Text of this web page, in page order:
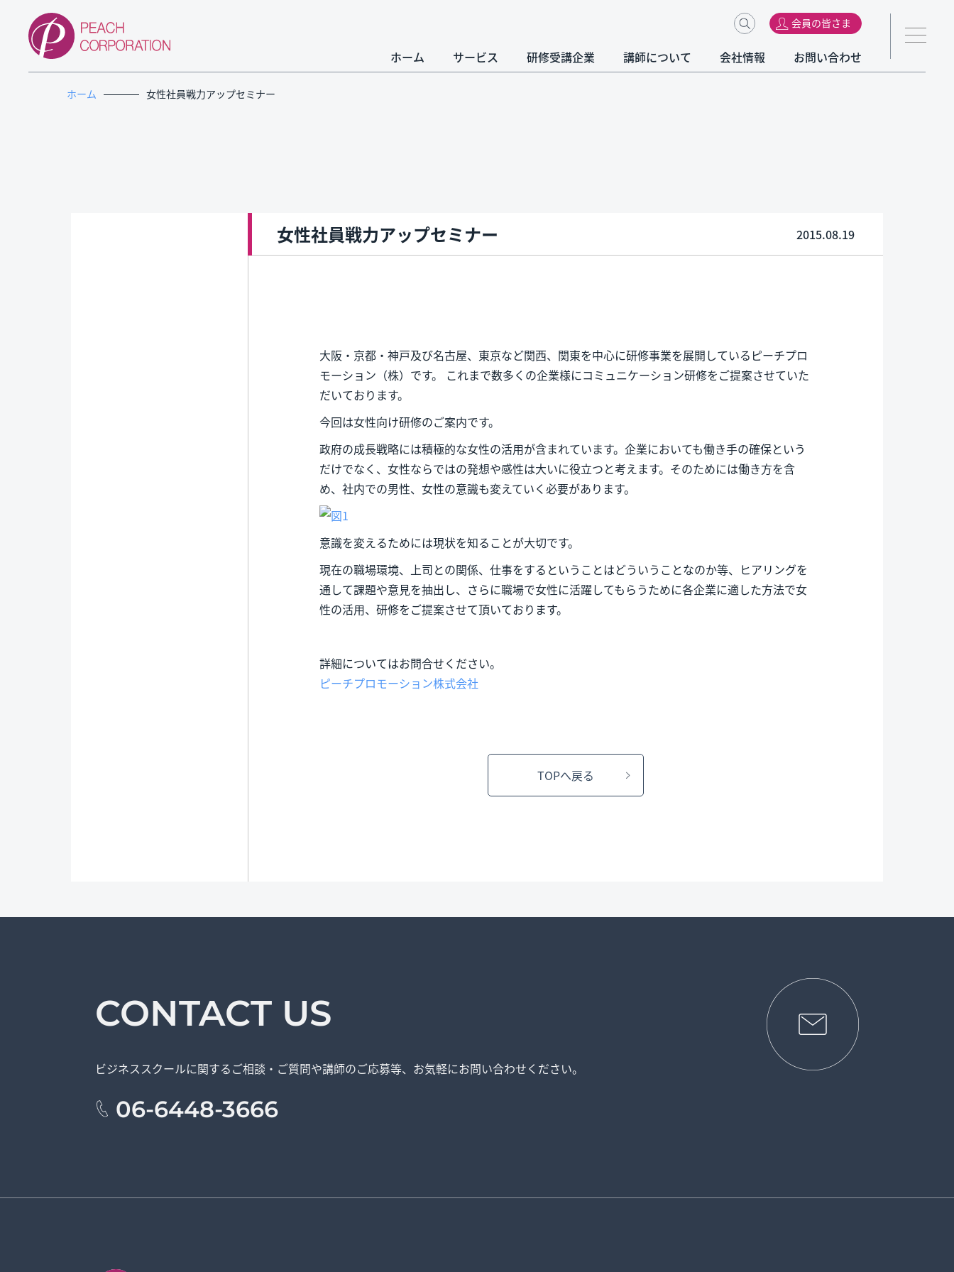
会員の皆さま
ホーム サービス 研修受講企業 講師について 会社情報 お問い合わせ
ホーム 女性社員戦力アップセミナー
女性社員戦力アップセミナー 2015.08.19
大阪・京都・神戸及び名古屋、東京など関西、関東を中心に研修事業を展開しているピーチプロ
モーション（株）です。 これまで数多くの企業様にコミュニケーション研修をご提案させていた
だいております。
今回は女性向け研修のご案内です。
政府の成長戦略には積極的な女性の活用が含まれています。企業においても働き手の確保という
だけでなく、女性ならではの発想や感性は大いに役立つと考えます。そのためには働き方を含
め、社内での男性、女性の意識も変えていく必要があります。
意識を変えるためには現状を知ることが大切です。
現在の職場環境、上司との関係、仕事をするということはどういうことなのか等、ヒアリングを
通して課題や意見を抽出し、さらに職場で女性に活躍してもらうために各企業に適した方法で女
性の活用、研修をご提案させて頂いております。
詳細についてはお問合せください。
ピーチプロモーション株式会社
TOPへ戻る
CONTACT US
ビジネススクールに関するご相談・ご質問や講師のご応募等、 お気軽にお問い合わせください。
06-6448-3666